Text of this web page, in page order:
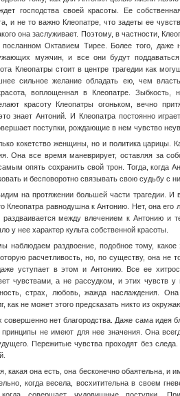
господства своей красоты. Ее
и не то важно Клеопатре, что задеты ее
она заслуживает. Поэтому, в частности,
Октавием Тирее. Более того, даже
мужчин, и все они будут
Клеопатры стоит в центре трагедии как
сильное желание обладать ею, чем
воплощенная в Клеопатре. Зыбкость,
красоту Клеопатры огоньком, вечно
знает Антоний. И Клеопатра постоянно
поступки, рождающие в нем чувство
кокетство женщины, но и политика царицы.
Она все время маневрирует, оставляя за
опять сохранить свой трон. Тогда, когда
и бесповоротно связывать свою судьбу с
на протяжении большей части трагедии.
Клеопатра равнодушна к Антонию. Нет, она его
между влечением к Антонию и
у нее характер культа собственной красоты.
наблюдаем раздвоение, подобное тому,
расчетливость, но, по существу, она не
уступает в этом и Антонию. Все ее
чувствами, а не рассудком, и этих чувств у
страх, любовь, жажда наслаждения.
как не может этого предсказать никто из
совершенно нет благородства. Даже сама идея
принципы не имеют для нее значения. Она
Пережитые чувства проходят без
какая она есть, она бесконечно обаятельна, и
когда весела, восхитительна в своем